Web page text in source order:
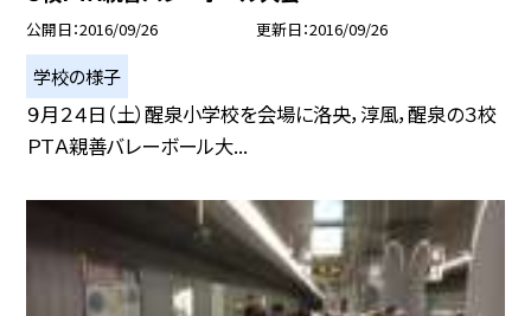
公開日 2016/09/26 更新日 2016/09/26
学校の様子
９月２４日（土）醒泉小学校を会場に洛央，淳風，醒泉の３校
ＰＴＡ親善バレーボール大...